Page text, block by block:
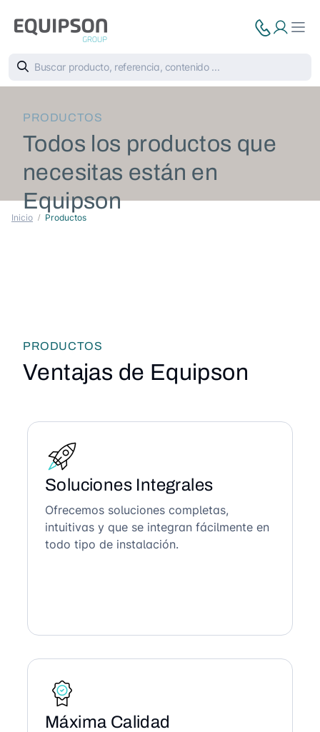
PRODUCTOS
Todos los productos que
necesitas están en
Equipson
Inicio Productos
PRODUCTOS
Ventajas de Equipson
Soluciones Integrales
Ofrecemos soluciones completas,
intuitivas y que se integran fácilmente en
todo tipo de instalación.
Máxima Calidad